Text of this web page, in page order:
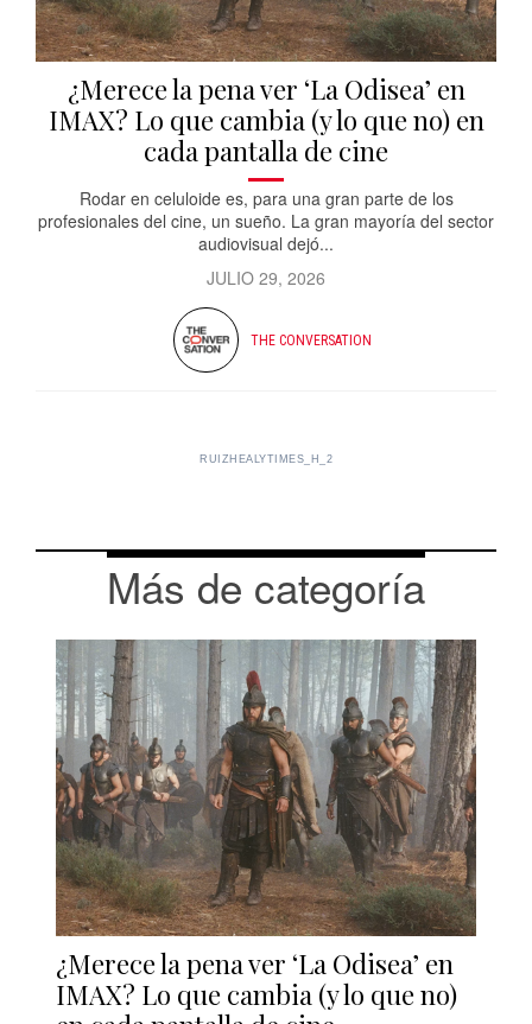
¿Merece la pena ver ‘La Odisea’ en
IMAX? Lo que cambia (y lo que no) en
cada pantalla de cine
Rodar en celuloide es, para una gran parte de los
profesionales del cine, un sueño. La gran mayoría del sector
audiovisual dejó...
JULIO 29, 2026
THE CONVERSATION
RUIZHEALYTIMES_H_2
Más de categoría
¿Merece la pena ver ‘La Odisea’ en
IMAX? Lo que cambia (y lo que no)